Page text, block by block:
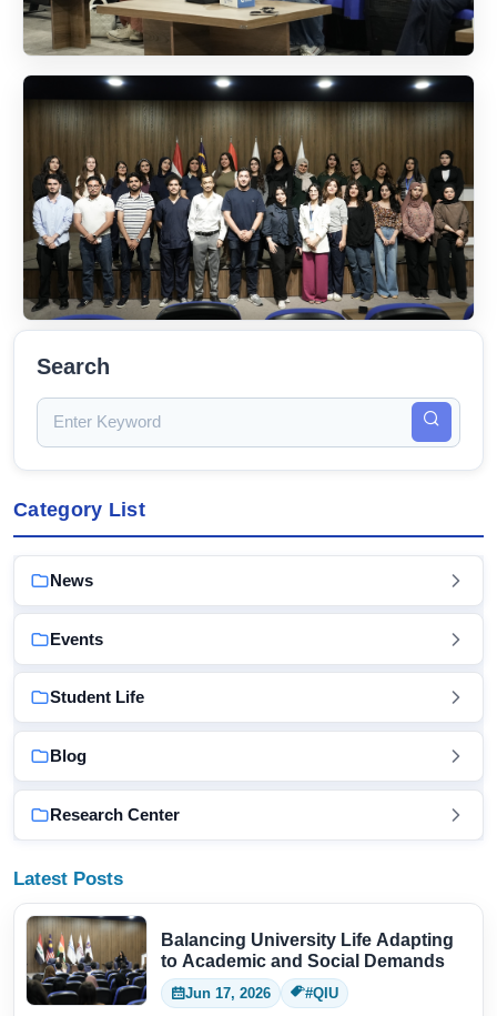
Search
Category List
News
Events
Student Life
Blog
Research Center
Latest Posts
Balancing University Life Adapting
to Academic and Social Demands
Jun 17, 2026 #QIU